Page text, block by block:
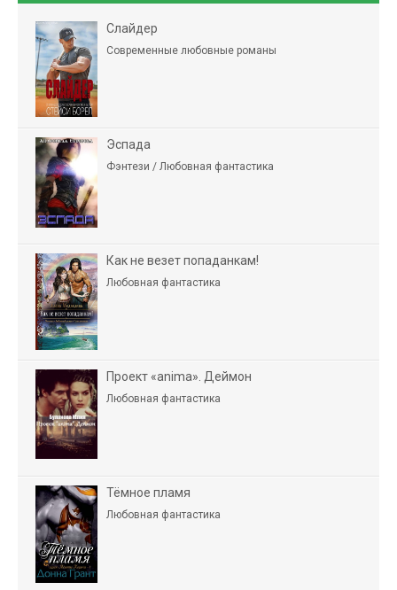
Слайдер
Современные любовные романы
Эспада
Фэнтези / Любовная фантастика
Как не везет попаданкам!
Любовная фантастика
Проект «anima». Деймон
Любовная фантастика
Тёмное пламя
Любовная фантастика